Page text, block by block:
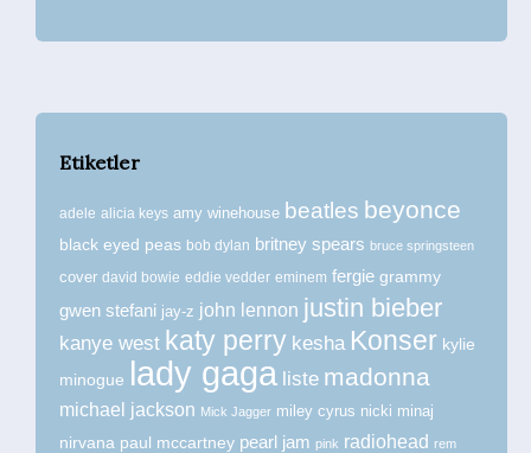
Etiketler
adele alicia keys amy winehouse beatles beyonce
black eyed peas bob dylan britney spears bruce springsteen
cover david bowie eddie vedder eminem fergie grammy
gwen stefani jay-z john lennon justin bieber
kanye west katy perry kesha Konser kylie
minogue lady gaga liste madonna
michael jackson Mick Jagger miley cyrus nicki minaj
nirvana paul mccartney pearl jam pink radiohead rem